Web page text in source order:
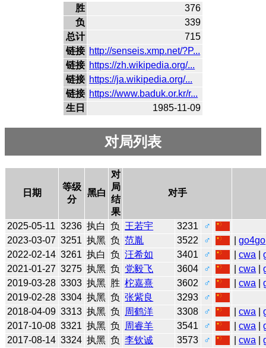
胜
376
负
339
总计
715
链接 http://senseis.xmp.net/?P...
链接 https://zh.wikipedia.org/...
链接 https://ja.wikipedia.org/...
链接 https://www.baduk.or.kr/r...
生日
1985-11-09
对局列表
日期
等级
分
黑白
对
局
结
果
对手
2025-05-11 3236 执白 负 王若宇 3231
♂
2023-03-07 3251 执黑 负 范胤 3522 ♂ |go4go
2022-02-14 3261 执白 负 汪希如 3401 ♂ |cwa |
2021-01-27 3275 执黑 负 党毅飞 3604 ♂ |cwa |
2019-03-28 3303 执黑 胜 柁嘉熹 3602 ♂ |cwa |
2019-02-28 3304 执黑 负 张紫良 3293
♂
2018-04-09 3313 执黑 负 周鹤洋 3308 ♂ |cwa |
2017-10-08 3321 执黑 负 周睿羊 3541 ♂ |cwa |
2017-08-14 3324 执黑 负 李钦诚 3573 ♂ |cwa |